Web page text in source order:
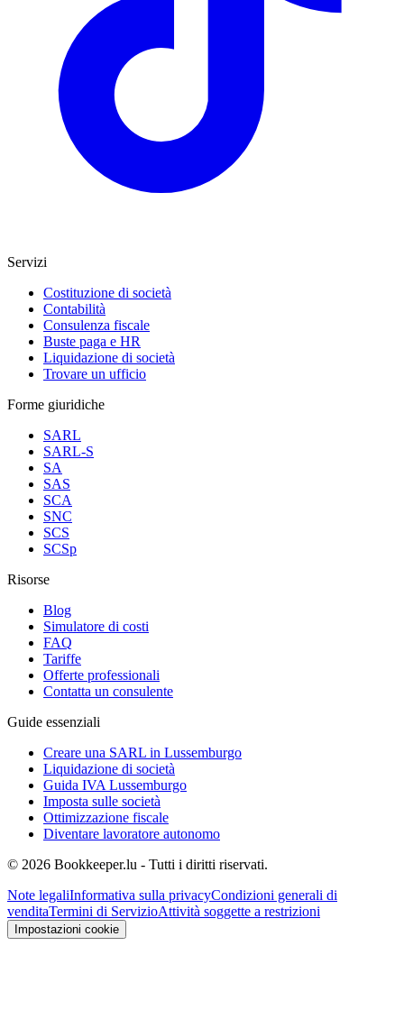
Servizi
Costituzione di società
Contabilità
Consulenza fiscale
Buste paga e HR
Liquidazione di società
Trovare un ufficio
Forme giuridiche
SARL
SARL-S
SA
SAS
SCA
SNC
SCS
SCSp
Risorse
Blog
Simulatore di costi
FAQ
Tariffe
Offerte professionali
Contatta un consulente
Guide essenziali
Creare una SARL in Lussemburgo
Liquidazione di società
Guida IVA Lussemburgo
Imposta sulle società
Ottimizzazione fiscale
Diventare lavoratore autonomo
© 2026 Bookkeeper.lu - Tutti i diritti riservati.
Note legaliInformativa sulla privacyCondizioni generali di
venditaTermini di ServizioAttività soggette a restrizioni
Impostazioni cookie